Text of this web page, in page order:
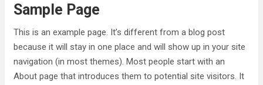
Sample Page
This is an example page. It’s different from a blog post
because it will stay in one place and will show up in your site
navigation (in most themes). Most people start with an
About page that introduces them to potential site visitors. It